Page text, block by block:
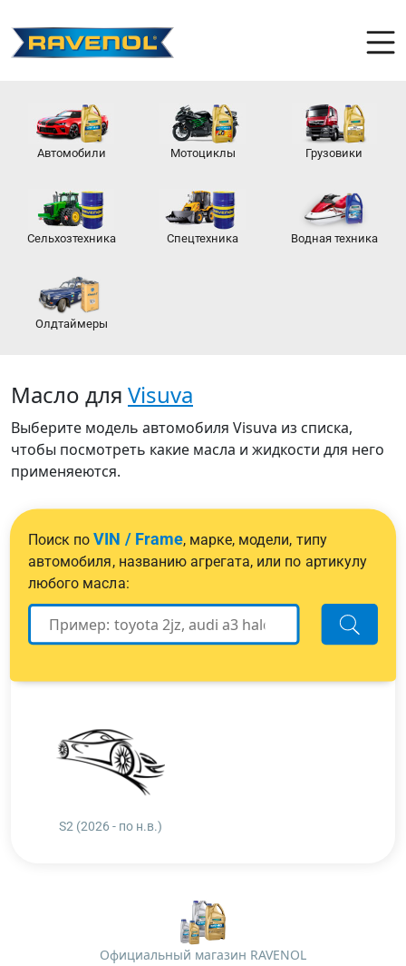
Автомобили Мотоциклы Грузовики
Сельхозтехника Спецтехника Водная техника
Олдтаймеры
Масло для Visuva
Выберите модель автомобиля Visuva из списка,
чтобы посмотреть какие масла и жидкости для него
применяеются.
Поиск поVIN / Frame, марке, модели, типу
автомобиля, названию агрегата, или по артикулу
любого масла:
S2 (2026 - по н.в.)
Официальный магазин RAVENOL